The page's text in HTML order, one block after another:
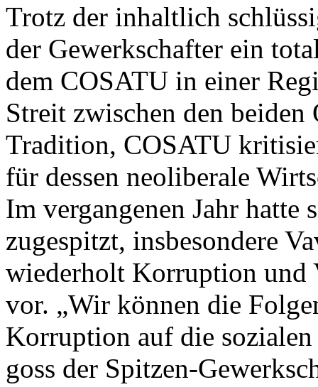
Trotz der inhaltlich
der Gewerkschafter ein
dem COSATU in einer
Streit zwischen den beiden
Tradition, COSATU
für dessen neoliberale
Im vergangenen Jahr
zugespitzt, insbesondere
wiederholt Korruption und
vor. „Wir können die
Korruption auf die
goss der Spitzen-